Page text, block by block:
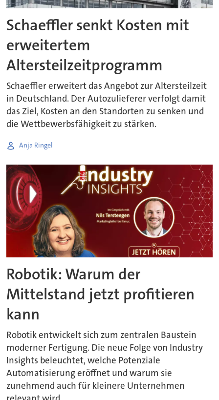
Schaeffler senkt Kosten mit
erweitertem
Altersteilzeitprogramm
Schaeffler erweitert das Angebot zur Altersteilzeit
in Deutschland. Der Autozulieferer verfolgt damit
das Ziel, Kosten an den Standorten zu senken und
die Wettbewerbsfähigkeit zu stärken.
Anja Ringel
Robotik: Warum der
Mittelstand jetzt profitieren
kann
Robotik entwickelt sich zum zentralen Baustein
moderner Fertigung. Die neue Folge von Industry
Insights beleuchtet, welche Potenziale
Automatisierung eröffnet und warum sie
zunehmend auch für kleinere Unternehmen